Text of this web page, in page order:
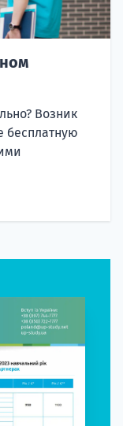
Возник
бесплатную